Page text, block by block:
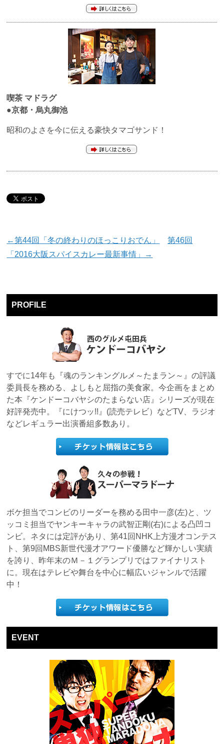
喫茶 マドラグ
●京都・烏丸御池
昭和のよさを今に伝える豪快タマゴサンド！
←第44回「冬の終わりのほっこりおでん」
第46回
「2016大阪スパイスカレー最新事情」→
PROFILE
すでに14年も『魂のランキングルメ～たまラン～』の評議
委員長を務める、よしもと屈指の美食家。今企画をまとめ
た本『ケンドーコバヤシのたまらない店』シリーズが現在
好評発売中。『にけつッ!!』(読売テレビ）などTV、ラジオ
などレギュラー出演番組多数あり。
ボケ担当でコンビのリーダーを務める田中一彦(左)と、ツ
ッコミ担当でヤンキーキャラの武智正剛(右)による凸凹コ
ンビ。ネタには定評があり、第41回NHK上方漫才コンテス
ト、第9回MBS新世代漫才アワード優勝など輝かしい実績
を誇り、昨年末のＭ－１グランプリではファイナリスト
に。現在はテレビや舞台を中心に幅広いジャンルで活躍
中！
EVENT